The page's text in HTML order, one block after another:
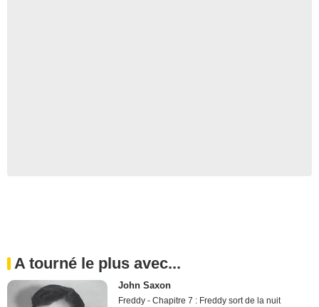
A tourné le plus avec...
John Saxon
Freddy - Chapitre 7 : Freddy sort de la nuit